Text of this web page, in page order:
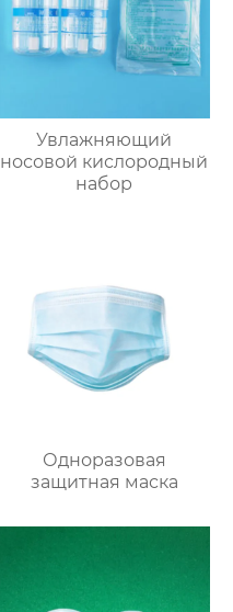
Увлажняющий
носовой кислородный
набор
Одноразовая
защитная маска